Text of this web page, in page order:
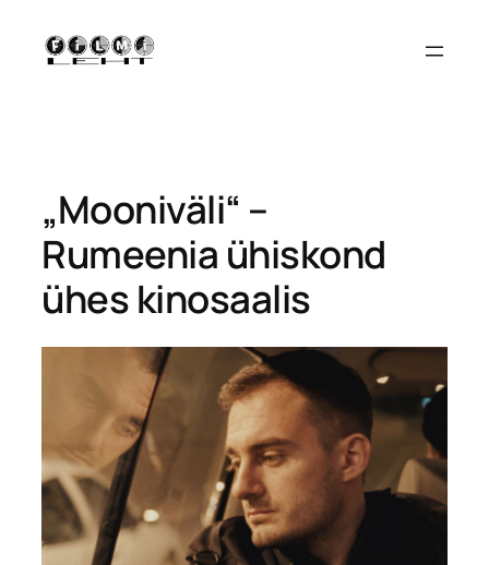
sisu
juurde
„Mooniväli“ –
Rumeenia ühiskond
ühes kinosaalis